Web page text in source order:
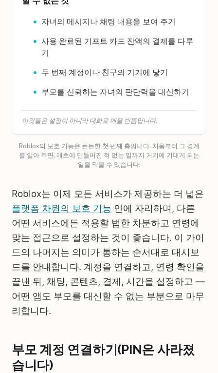
자녀의 메시지나 채팅 내용을 보여 주기
사용 완료된 기프트 카드 잔액의 결제를 다루
기
두 번째 계정이나 친구의 기기에 닿기
부모를 신뢰하는 자녀의 판단력을 대신하기
이것들은 설정이 아니라 대화로 메울 빈틈입니다.
Roblox의 보호 기능은 든든한 첫 번째 층입니다. 처음부터 그 경계
를 알아 두면, 애초에 만들어진 적 없는 일까지 거기에 기대게 되는
일을 막을 수 있습니다.
Roblox는 이제 모든 서비스가 제공하는 더 넓은
플랫폼 차원의 보호 기능 안에 자리하며, 다른
어떤 서비스에든 적용할 법한 차분하고 연령에
맞는 접근으로 설정하는 것이 좋습니다. 이 가이
드의 나머지는 의미가 통하는 순서대로 대시보
드를 안내합니다. 계정을 연결하고, 연령 확인을
끝낸 뒤, 채팅, 콘텐츠, 결제, 시간을 설정하고 —
어떤 앱도 부모를 대신할 수 없는 부분으로 마무
리합니다.
부모 계정 연결하기(PIN은 사라졌
습니다)